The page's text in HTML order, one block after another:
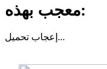
معجب بهذه:
إعجاب تحميل...